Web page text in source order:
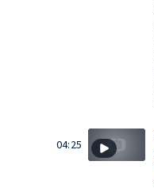
04:25